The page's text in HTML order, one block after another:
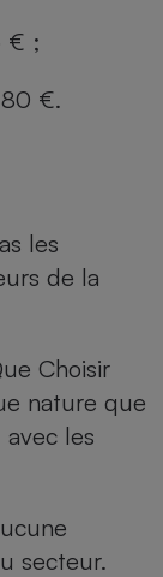
€ ;
€.
les
de la
Choisir
nature que
les
secteur.